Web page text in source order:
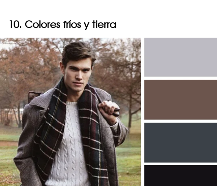
10. Colores fríos y tierra